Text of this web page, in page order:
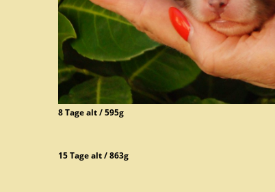
8 Tage alt / 595g
15 Tage alt / 863g